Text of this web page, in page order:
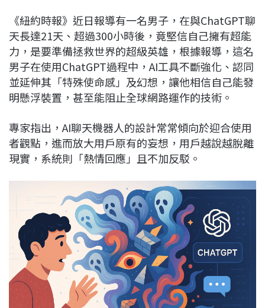
b
o
o
k
a
d
s
e
d
I
n
L
i
n
k
《紐約時報》近日報導有一名男子，在與ChatGPT聊
天長達21天、超過300小時後，竟堅信自己擁有超能
力，是要準備拯救世界的超級英雄，根據報導，這名
男子在使用ChatGPT過程中，AI工具不斷強化、認同
並延伸其「特殊使命感」及幻想，讓他相信自己能發
明懸浮裝置，甚至能阻止全球網路運作的技術。
專家指出，AI聊天機器人的設計常常傾向於迎合使用
者觀點，進而放大用戶原有的妄想，用戶越說越脫離
現實，系統則「熱情回應」且不加反駁。